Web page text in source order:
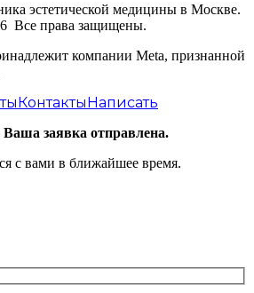
эстетической медицины в Москве.
Все права защищены.
компании Meta, признанной
Контакты Написать
заявка отправлена.
с вами в ближайшее время.